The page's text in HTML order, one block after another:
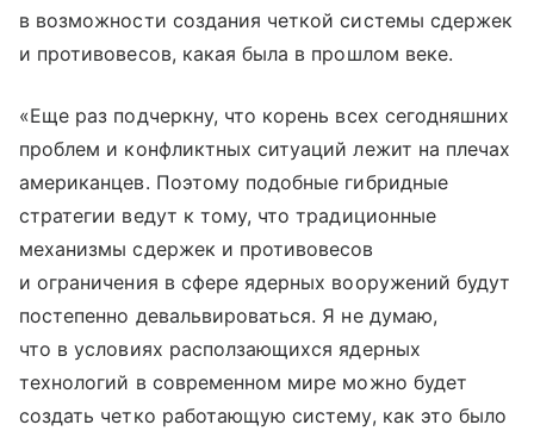
в возможности создания четкой системы сдержек
и противовесов, какая была в прошлом веке.
«Еще раз подчеркну, что корень всех сегодняшних
проблем и конфликтных ситуаций лежит на плечах
американцев. Поэтому подобные гибридные
стратегии ведут к тому, что традиционные
механизмы сдержек и противовесов
и ограничения в сфере ядерных вооружений будут
постепенно девальвироваться. Я не думаю,
что в условиях расползающихся ядерных
технологий в современном мире можно будет
создать четко работающую систему, как это было